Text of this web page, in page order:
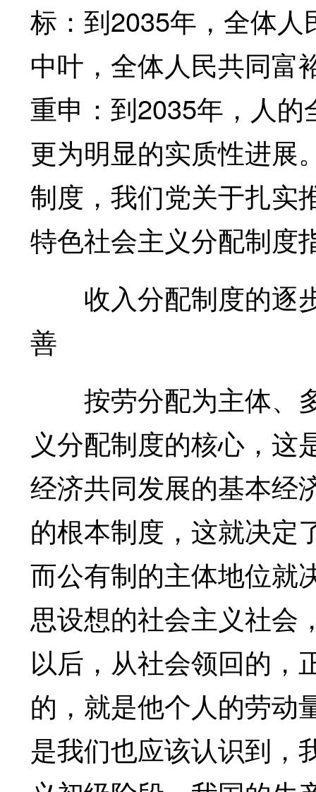
标：到2035年，全体
中叶，全体人民共同富
重申：到2035年，人
更为明显的实质性进展
制度，我们党关于扎实
特色社会主义分配制度
收入分配制度的逐
善
按劳分配为主体、
义分配制度的核心，这
经济共同发展的基本经
的根本制度，这就决定
而公有制的主体地位就
思设想的社会主义社会
以后，从社会领回的，
的，就是他个人的劳动
是我们也应该认识到，